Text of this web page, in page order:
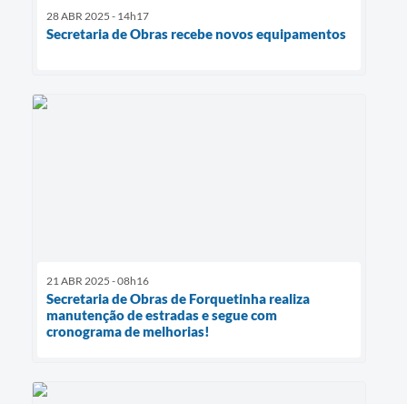
28 ABR 2025 - 14h17
Secretaria de Obras recebe novos equipamentos
21 ABR 2025 - 08h16
Secretaria de Obras de Forquetinha realiza
manutenção de estradas e segue com
cronograma de melhorias!